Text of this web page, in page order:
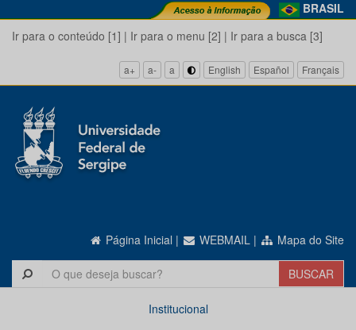
BRASIL
Ir para o conteúdo [1] | Ir para o menu [2] | Ir para a busca [3]
a+ a- a English Español Français
Página Inicial | WEBMAIL | Mapa do Site
Institucional